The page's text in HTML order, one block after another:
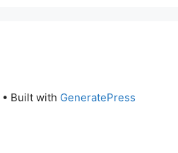
• Built with GeneratePress